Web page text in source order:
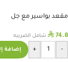
مقعد بواسير مع جل
⃁ 74.8 شامل الضريبه
-
+ إضافة